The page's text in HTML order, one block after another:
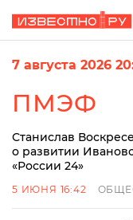
7 августа 2026
ПМЭФ
Станислав
о развитии
«России 24»
5 ИЮНЯ 16:42